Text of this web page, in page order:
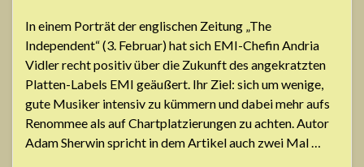
In einem Porträt der englischen Zeitung „The
Independent“ (3. Februar) hat sich EMI-Chefin Andria
Vidler recht positiv über die Zukunft des angekratzten
Platten-Labels EMI geäußert. Ihr Ziel: sich um wenige,
gute Musiker intensiv zu kümmern und dabei mehr aufs
Renommee als auf Chartplatzierungen zu achten. Autor
Adam Sherwin spricht in dem Artikel auch zwei Mal …